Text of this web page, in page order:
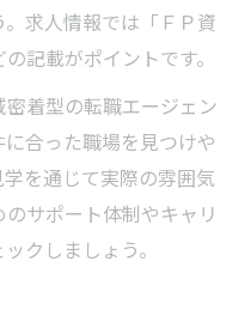
求人情報では「ＦＰ資
記載がポイントです。
着型の転職エージェン
合った職場を見つけや
を通じて実際の雰囲気
サポート体制やキャリ
クしましょう。